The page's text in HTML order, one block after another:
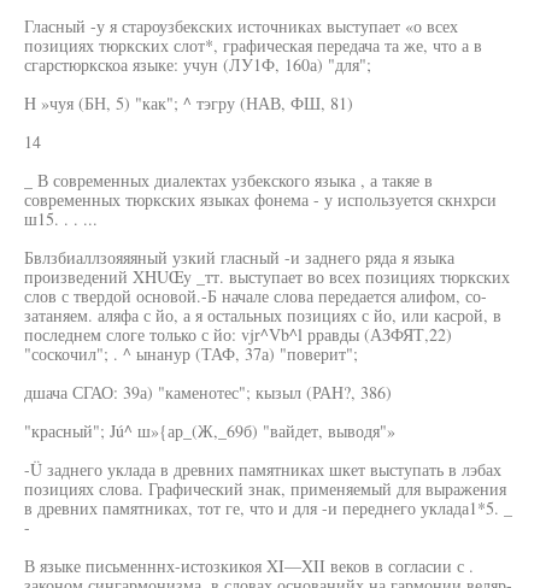
Гласный -у я староузбекских источниках выступает «о всех
позициях тюркских слот*, графическая передача та же, что а в
сгарстюркскоа языке: учун (ЛУ1Ф, 160а) "для";
H »чуя (БН, 5) "как"; ^ тэгру (НАВ, ФШ, 81)
14
_ В современных диалектах узбекского языка , а такяе в
современных тюркских языках фонема - у используется скнхрси
ш15. . . ...
Бвлзбиаллзояяяный узкий гласный -и заднего ряда я языка
произведений XHUŒy _тт. выступает во всех позициях тюркских
слов с твердой основой.-Б начале слова передается алифом, со-
затаняем. аляфа с йо, а я остальных позициях с йо, или касрой, в
последнем слоге только с йо: vjr^Vb^l рравды (АЗФЯТ,22)
"соскочил"; . ^ ынанур (ТАФ, 37а) "поверит";
дшача СГАО: 39а) "каменотес"; кызыл (РАН?, 386)
"красный"; Jú^ ш»{ар_(Ж,_69б) "вайдет, выводя"»
-Ü заднего уклада в древних памятниках шкет выступать в лэбах
позициях слова. Графический знак, применяемый для выражения
в древних памятниках, тот ге, что и для -и переднего уклада1*5. _
-
В языке письменннх-истозкикоя XI—XII веков в согласии с .